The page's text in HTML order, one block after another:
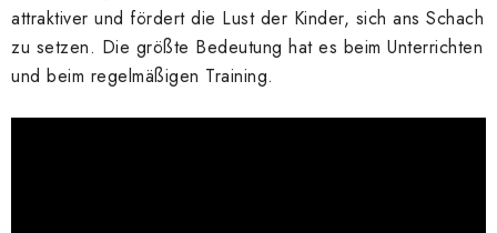
attraktiver und fördert die Lust der Kinder, sich ans Schach
zu setzen. Die größte Bedeutung hat es beim Unterrichten
und beim regelmäßigen Training.